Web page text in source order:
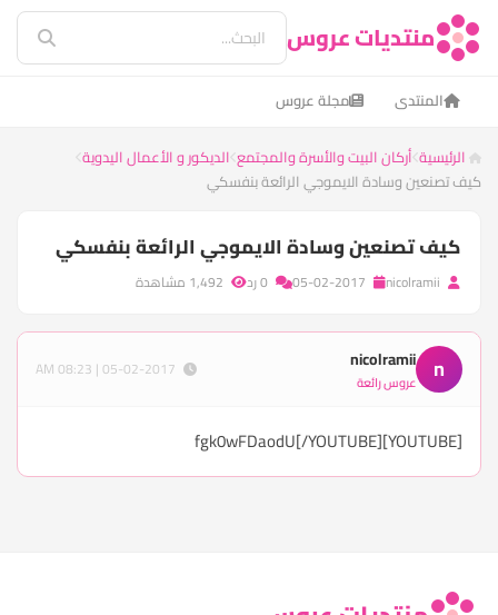
منتديات عروس
المنتدى مجلة عروس
الرئيسية أركان البيت والأسرة والمجتمع الديكور و الأعمال اليدوية
كيف تصنعين وسادة الايموجي الرائعة بنفسكي
كيف تصنعين وسادة الايموجي الرائعة بنفسكي
n
nicolramii
عروس رائعة
[YOUTUBE]fgk0wFDaodU[/YOUTUBE]